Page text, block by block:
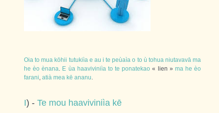
Oia to mua kōhii tutukiìa e au i te peùaìa o to ù tohua niutavavā ma
he èo ènana. E ùa haaviviniìa to te ponatekao « lien » ma he èo
farani, atià mea kē ananu.
I) - Te mou haaviviniìa kē